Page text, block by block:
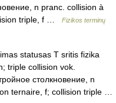
n pranc. collision à
triple, f …
Fizikos terminų
statusas T sritis fizika
triple collision vok.
столкновение, n
ternaire, f; collision triple …